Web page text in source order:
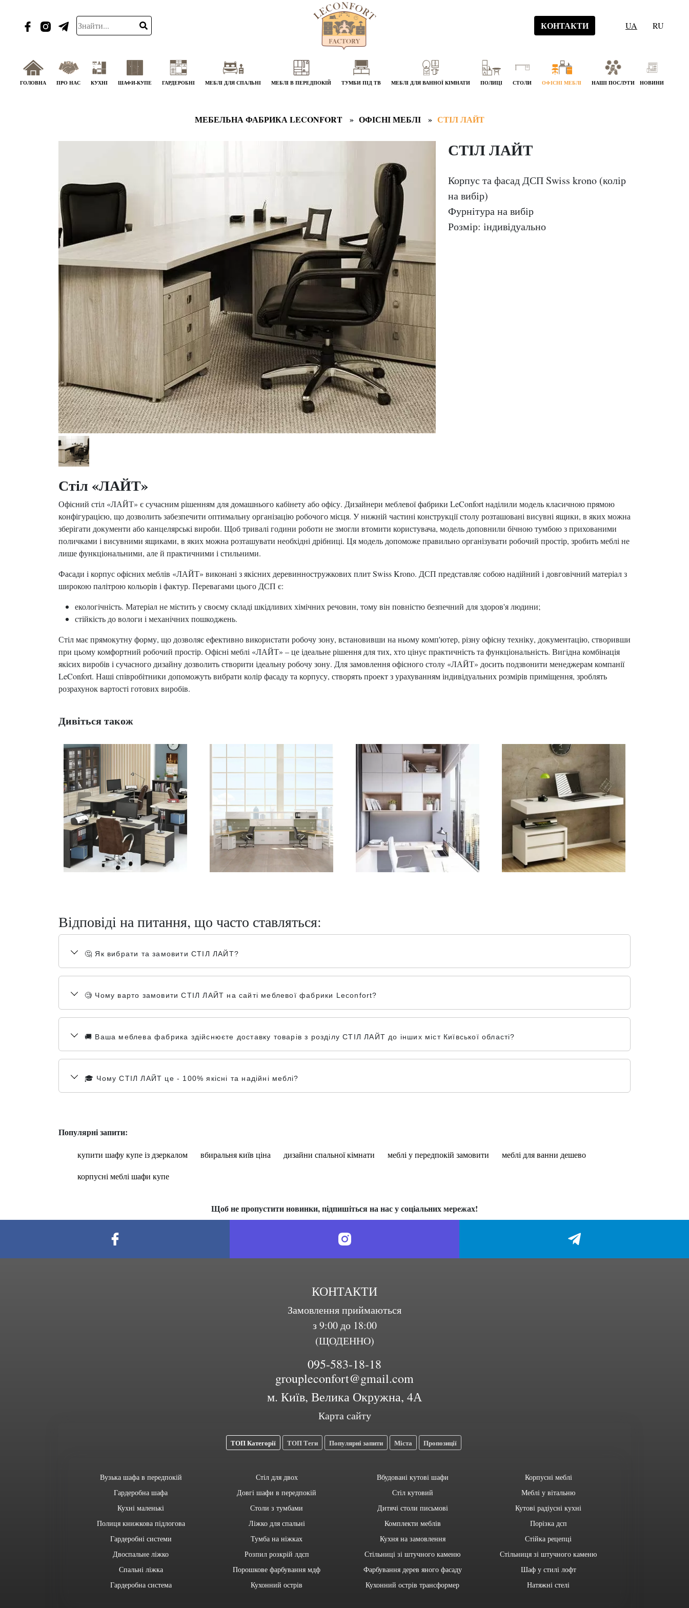
КОНТАКТИ UA RU
ГОЛОВНА ПРО НАС КУХНІ ШАФИ-КУПЕ ГАРДЕРОБНІ МЕБЛІ ДЛЯ СПАЛЬНІ МЕБЛІ В ПЕРЕДПОКІЙ ТУМБИ ПІД ТВ МЕБЛІ ДЛЯ ВАННОЇ КІМНАТИ ПОЛИЦІ СТОЛИ ОФІСНІ МЕБЛІ НАШІ ПОСЛУГИ НОВИНИ
МЕБЕЛЬНА ФАБРИКА LECONFORT ОФІСНІ МЕБЛІ СТІЛ ЛАЙТ
СТІЛ ЛАЙТ
Корпус та фасад ДСП Swiss krono (колір
на вибір)
Фурнітура на вибір
Розмір: індивідуально
Стіл «ЛАЙТ»
Офісний стіл «ЛАЙТ» є сучасним рішенням для домашнього кабінету або офісу. Дизайнери меблевої фабрики LeConfort наділили модель класичною прямою
конфігурацією, що дозволить забезпечити оптимальну організацію робочого місця. У нижній частині конструкції столу розташовані висувні ящики, в яких можна
зберігати документи або канцелярські вироби. Щоб тривалі години роботи не змогли втомити користувача, модель доповнили бічною тумбою з прихованими
поличками і висувними ящиками, в яких можна розташувати необхідні дрібниці. Ця модель допоможе правильно організувати робочий простір, зробить меблі не
лише функціональними, але й практичними і стильними.
Фасади і корпус офісних меблів «ЛАЙТ» виконані з якісних деревинностружкових плит Swiss Krono. ДСП представляє собою надійний і довговічний матеріал з
широкою палітрою кольорів і фактур. Перевагами цього ДСП є:
екологічність. Матеріал не містить у своєму складі шкідливих хімічних речовин, тому він повністю безпечний для здоров'я людини;
стійкість до вологи і механічних пошкоджень.
Стіл має прямокутну форму, що дозволяє ефективно використати робочу зону, встановивши на ньому комп'ютер, різну офісну техніку, документацію, створивши
при цьому комфортний робочий простір. Офісні меблі «ЛАЙТ» – це ідеальне рішення для тих, хто цінує практичність та функціональність. Вигідна комбінація
якісих виробів і сучасного дизайну дозволить створити ідеальну робочу зону. Для замовлення офісного столу «ЛАЙТ» досить подзвонити менеджерам компанії
LeConfort. Наші співробітники допоможуть вибрати колір фасаду та корпусу, створять проект з урахуванням індивідуальних розмірів приміщення, зроблять
розрахунок вартості готових виробів.
Дивіться також
Відповіді на питання, що часто ставляться:
🤔 Як вибрати та замовити СТІЛ ЛАЙТ?
🧐 Чому варто замовити СТІЛ ЛАЙТ на сайті меблевої фабрики Leconfort?
🚚 Ваша меблева фабрика здійснюєте доставку товарів з розділу СТІЛ ЛАЙТ до інших міст Київської області?
🎓 Чому СТІЛ ЛАЙТ це - 100% якісні та надійні меблі?
Популярні запити:
купити шафу купе із дзеркалом вбиральня київ ціна дизайни спальної кімнати меблі у передпокій замовити
меблі для ванни дешево
корпусні меблі шафи купе
Щоб не пропустити новинки, підпишіться на нас у соціальних мережах!
КОНТАКТИ
Замовлення приймаються
з 9:00 до 18:00
(ЩОДЕННО)
095-583-18-18
groupleconfort@gmail.com
м. Київ, Велика Окружна, 4А
Карта сайту
ТОП Категорії ТОП Теги Популярні запити Міста Пропозиції
Вузька шафа в передпокій
Гардеробна шафа
Кухні маленькі
Полиця книжкова підлогова
Гардеробні системи
Двоспальне ліжко
Спальні ліжка
Гардеробна система
Стіл для двох
Довгі шафи в передпокій
Столи з тумбами
Ліжко для спальні
Тумба на ніжках
Розпил розкрій лдсп
Порошкове фарбування мдф
Кухонний острів
Вбудовані кутові шафи
Стіл кутовий
Дитячі столи письмові
Комплекти меблів
Кухня на замовлення
Стільниці зі штучного каменю
Фарбування дерев яного фасаду
Кухонний острів трансформер
Корпусні меблі
Меблі у вітальню
Кутові радіусні кухні
Порізка дсп
Стійка рецепці
Стільниця зі штучного каменю
Шаф у стилі лофт
Натяжні стелі